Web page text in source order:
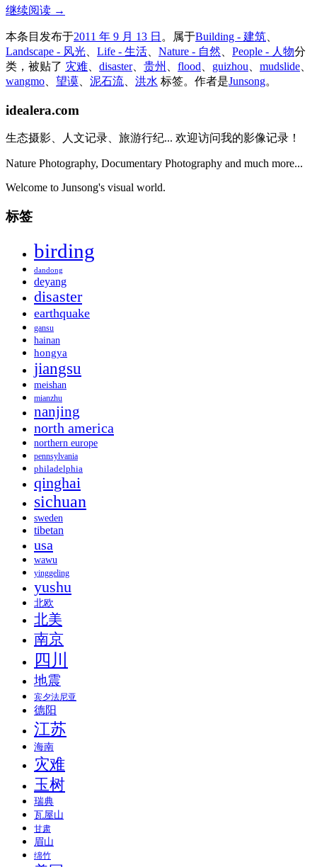
继续阅读 →
本条目发布于2011 年 9 月 13 日 。属于Building - 建筑
Landscape - 风光
Life - 生活 Nature - 自然 People - 人物分
类，被贴了 灾难 disaster、 贵州 flood guizhou mudslide
wangmo
望谟 泥石流 洪水 标签。 作者是Junsong。
idealera.com
生态摄影、人文记录、旅游行纪... 欢迎访问我的影像记录！
Nature Photography, Documentary Photography and much more...
Welcome to Junsong's visual world.
标签
birding
dandong
deyang
disaster
earthquake
gansu
hainan
hongya
jiangsu
meishan
mianzhu
nanjing
north america
northern europe
pennsylvania
philadelphia
qinghai
sichuan
sweden
tibetan
usa
wawu
yinggeling
yushu
北欧
北美
南京
四川
地震
宾夕法尼亚
德阳
江苏
海南
灾难
玉树
瑞典
瓦屋山
甘肃
眉山
绵竹